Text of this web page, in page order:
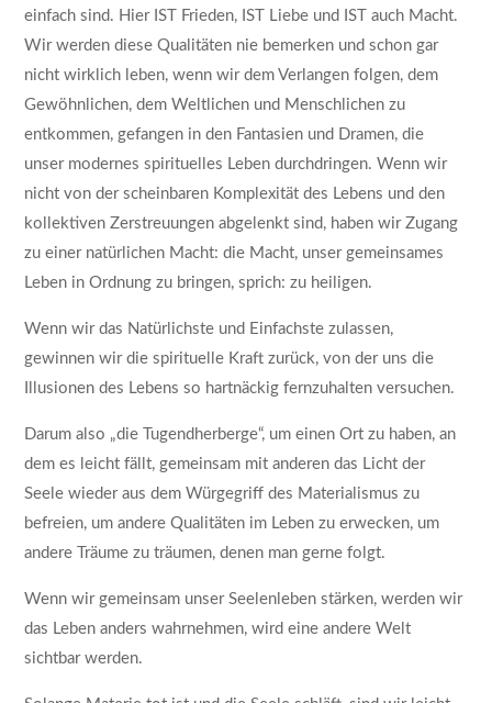
einfach sind. Hier IST Frieden, IST Liebe und IST auch Macht.
Wir werden diese Qualitäten nie bemerken und schon gar
nicht wirklich leben, wenn wir dem Verlangen folgen, dem
Gewöhnlichen, dem Weltlichen und Menschlichen zu
entkommen, gefangen in den Fantasien und Dramen, die
unser modernes spirituelles Leben durchdringen. Wenn wir
nicht von der scheinbaren Komplexität des Lebens und den
kollektiven Zerstreuungen abgelenkt sind, haben wir Zugang
zu einer natürlichen Macht: die Macht, unser gemeinsames
Leben in Ordnung zu bringen, sprich: zu heiligen.
Wenn wir das Natürlichste und Einfachste zulassen,
gewinnen wir die spirituelle Kraft zurück, von der uns die
Illusionen des Lebens so hartnäckig fernzuhalten versuchen.
Darum also „die Tugendherberge“, um einen Ort zu haben, an
dem es leicht fällt, gemeinsam mit anderen das Licht der
Seele wieder aus dem Würgegriff des Materialismus zu
befreien, um andere Qualitäten im Leben zu erwecken, um
andere Träume zu träumen, denen man gerne folgt.
Wenn wir gemeinsam unser Seelenleben stärken, werden wir
das Leben anders wahrnehmen, wird eine andere Welt
sichtbar werden.